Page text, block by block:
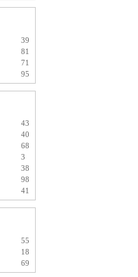
39
81
71
95
43
40
68
3
38
98
41
55
18
69